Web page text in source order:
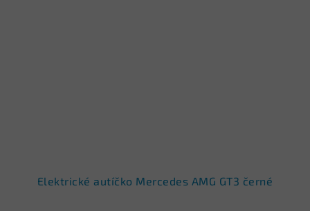
Elektrické autíčko Mercedes AMG GT3 černé